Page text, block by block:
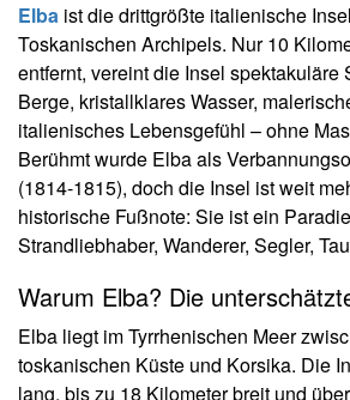
Elba ist die drittgrößte italienische
Toskanischen Archipels. Nur 10
entfernt, vereint die Insel spektakuläre
Berge, kristallklares Wasser,
italienisches Lebensgefühl – ohne
Berühmt wurde Elba als
(1814-1815), doch die Insel ist weit
historische Fußnote: Sie ist ein
Strandliebhaber, Wanderer, Segler,
Warum Elba? Die
Elba liegt im Tyrrhenischen Meer
toskanischen Küste und Korsika. Die
lang, bis zu 18 Kilometer breit und